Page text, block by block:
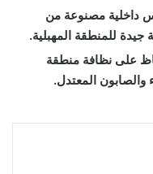
داخلية مصنوعة من
للمنطقة المهبلية.
على نظافة منطقة
المعتدل.